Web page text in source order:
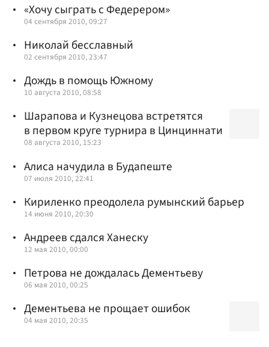
«Хочу сыграть с Федерером»
04 сентября 2010, 09:27
Николай бесславный
02 сентября 2010, 23:47
Дождь в помощь Южному
10 августа 2010, 08:58
Шарапова и Кузнецова встретятся
в первом круге турнира в Цинциннати
08 августа 2010, 15:23
Алиса начудила в Будапеште
07 июля 2010, 22:41
Кириленко преодолела румынский барьер
14 июня 2010, 20:30
Андреев сдался Ханеску
12 мая 2010, 00:00
Петрова не дождалась Дементьеву
06 мая 2010, 00:25
Дементьева не прощает ошибок
04 мая 2010, 20:35